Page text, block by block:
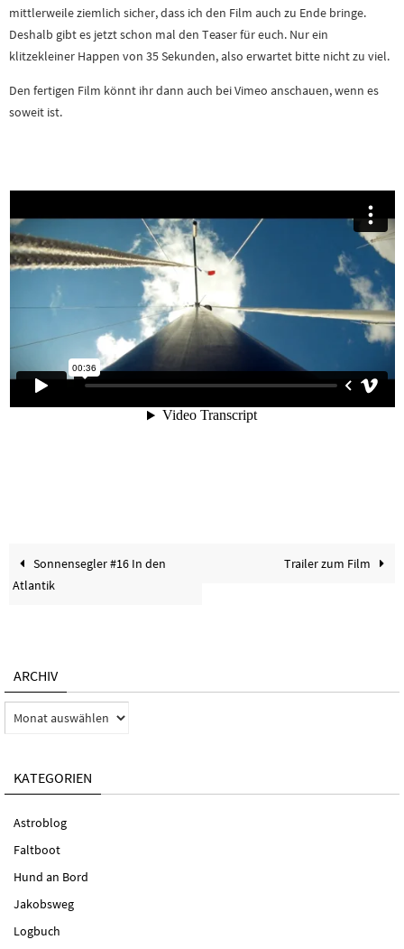
mittlerweile ziemlich sicher, dass ich den Film auch zu Ende bringe.
Deshalb gibt es jetzt schon mal den Teaser für euch. Nur ein
klitzekleiner Happen von 35 Sekunden, also erwartet bitte nicht zu viel.
Den fertigen Film könnt ihr dann auch bei Vimeo anschauen, wenn es
soweit ist.
Sonnensegler #16 In den
Atlantik
Trailer zum Film
ARCHIV
Archiv
KATEGORIEN
Astroblog
Faltboot
Hund an Bord
Jakobsweg
Logbuch